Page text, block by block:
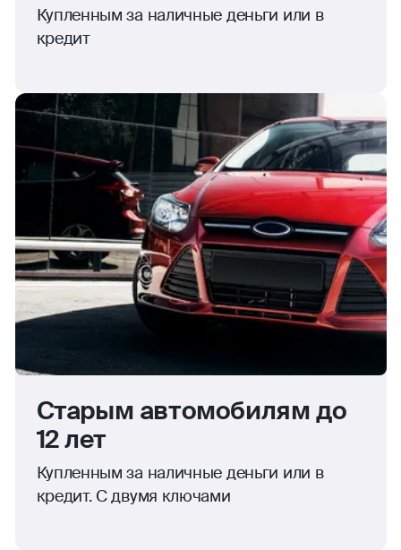
Купленным за наличные деньги или в
кредит
Старым автомобилям до
12 лет
Купленным за наличные деньги или в
кредит. С двумя ключами